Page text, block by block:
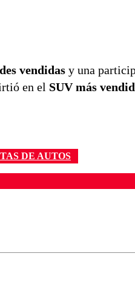
vendidas y una
en el SUV más
DE AUTOS